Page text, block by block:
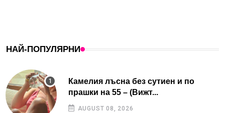
НАЙ-ПОПУЛЯРНИ
Камелия лъсна без сутиен и по
прашки на 55 – (Вижт...
AUGUST 08, 2026